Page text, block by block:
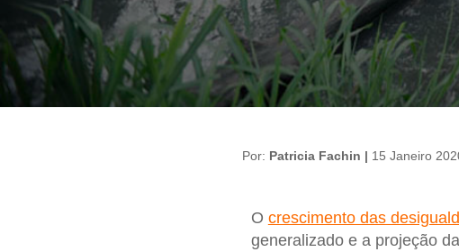
Por: Patricia Fachin | 15 Janeiro
O crescimento das
generalizado e a projeção da